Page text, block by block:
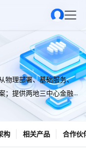
物理部署、基础服务、
；提供两地三中心金融
方案，帮助金融客户构
云架构IT系统。
构 相关产品 合作伙